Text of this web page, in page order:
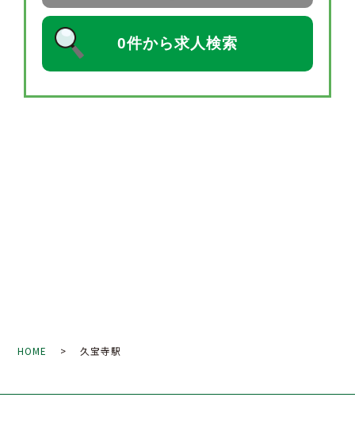
0件から求人検索
HOME > 久宝寺駅